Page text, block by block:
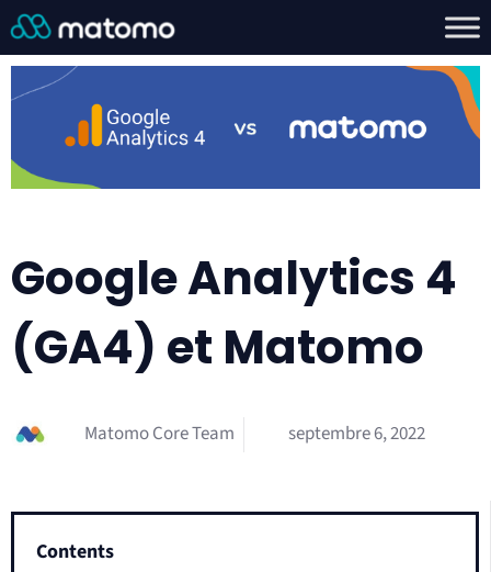
Google Analytics 4
(GA4) et Matomo
Matomo Core Team septembre 6, 2022
Contents